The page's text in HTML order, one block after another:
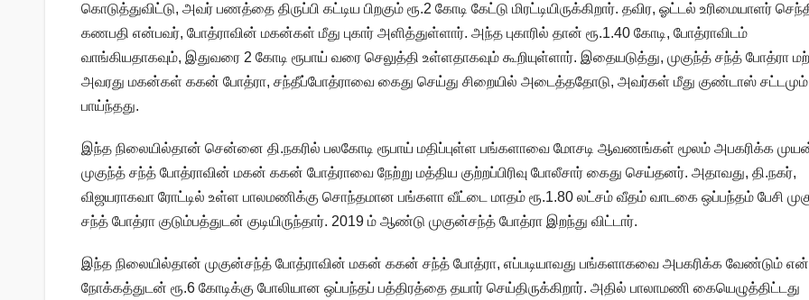
கொடுத்துவிட்டு, அவர் பணத்தை திருப்பி கட்டிய பிறகும் ரூ.2 கோடி கேட்டு மிரட்டியிருக்கிறார். தவிர, ஓட்டல் உரிமையாளர்
கணபதி என்பவர், போத்ராவின் மகன்கள் மீது புகார் அளித்துள்ளார். அந்த புகாரில் தான் ரூ.1.40 கோடி, போத்ராவிடம்
வாங்கியதாகவும், இதுவரை 2 கோடி ரூபாய் வரை செலுத்தி உள்ளதாகவும் கூறியுள்ளார். இதையடுத்து, முகுந்த் சந்த் போத்ரா
அவரது மகன்கள் ககன் போத்ரா, சந்தீப்போத்ராவை கைது செய்து சிறையில் அடைத்ததோடு, அவர்கள் மீது குண்டாஸ் சட்டமும்
பாய்ந்தது.
இந்த நிலையில்தான் சென்னை தி.நகரில் பலகோடி ரூபாய் மதிப்புள்ள பங்களாவை மோசடி ஆவணங்கள் மூலம் அபகரிக்க
முகுந்த் சந்த் போத்ராவின் மகன் ககன் போத்ராவை நேற்று மத்திய குற்றப்பிரிவு போலீசார் கைது செய்தனர். அதாவது, தி.நகர்,
விஜயராகவா ரோட்டில் உள்ள பாலமணிக்கு சொந்தமான பங்களா வீட்டை மாதம் ரூ.1.80 லட்சம் வீதம் வாடகை ஒப்பந்தம் பேசி
சந்த் போத்ரா குடும்பத்துடன் குடியிருந்தார். 2019 ம் ஆண்டு முகுன்சந்த் போத்ரா இறந்து விட்டார்.
இந்த நிலையில்தான் முகுன்சந்த் போத்ராவின் மகன் ககன் சந்த் போத்ரா, எப்படியாவது பங்களாகவை அபகரிக்க வேண்டும்
நோக்கத்துடன் ரூ.6 கோடிக்கு போலியான ஒப்பந்தப் பத்திரத்தை தயார் செய்திருக்கிறார். அதில் பாலாமணி கையெழுத்திட்டது